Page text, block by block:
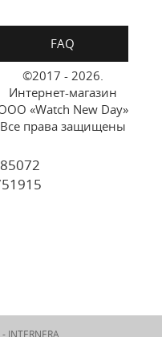
FAQ
©2017 - 2026.
Интернет-магазин
«Watch New Day»
Все права защищены
INTERNERA